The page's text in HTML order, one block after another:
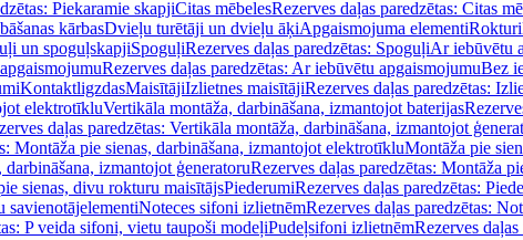
Piekaramie skapjiCitas mēbelesRezerves daļas paredzētas: Citas
kārbasDvieļu turētāji un dvieļu āķiApgaismojuma elementiRokturi
un spoguļskapjiSpoguļiRezerves daļas paredzētas: SpoguļiAr iebūvētu
Rezerves daļas paredzētas: Ar iebūvētu apgaismojumuBez
KontaktligzdasMaisītājiIzlietnes maisītājiRezerves daļas paredzētas:
elektrotīkluVertikāla montāža, darbināšana, izmantojot baterijas
daļas paredzētas: Vertikāla montāža, darbināšana, izmantojot
Montāža pie sienas, darbināšana, izmantojot elektrotīkluMontāža pie
darbināšana, izmantojot ģeneratoruRezerves daļas paredzētas: Montāža
sienas, divu rokturu maisītājsPiederumiRezerves daļas paredzētas:
savienotājelementiNoteces sifoni izlietnēmRezerves daļas paredzētas:
P veida sifoni, vietu taupoši modeļiPudeļsifoni izlietnēmRezerves